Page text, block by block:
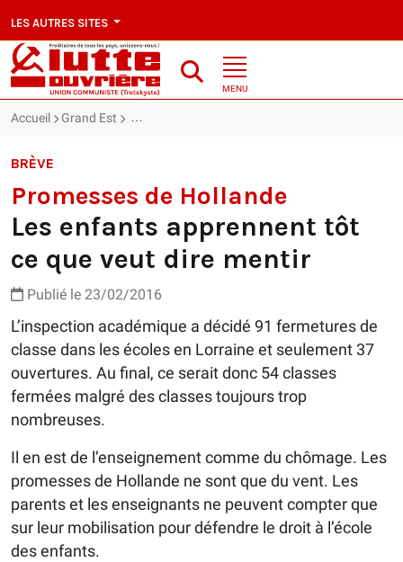
LES AUTRES SITES
MENU
Accueil Grand Est Promesses de Hollande : Les enfants
BRÈVE
Promesses de Hollande
Les enfants apprennent tôt
ce que veut dire mentir
Publié le 23/02/2016
L’inspection académique a décidé 91 fermetures de
classe dans les écoles en Lorraine et seulement 37
ouvertures. Au final, ce serait donc 54 classes
fermées malgré des classes toujours trop
nombreuses.
Il en est de l’enseignement comme du chômage. Les
promesses de Hollande ne sont que du vent. Les
parents et les enseignants ne peuvent compter que
sur leur mobilisation pour défendre le droit à l’école
des enfants.